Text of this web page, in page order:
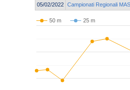
05/02/2022 Campionati Regionali
50 m 25 m